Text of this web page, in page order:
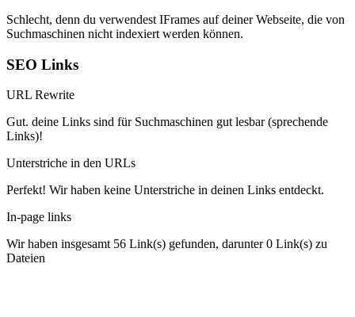
Schlecht, denn du verwendest IFrames auf deiner Webseite, die von
Suchmaschinen nicht indexiert werden können.
SEO Links
URL Rewrite
Gut. deine Links sind für Suchmaschinen gut lesbar (sprechende
Links)!
Unterstriche in den URLs
Perfekt! Wir haben keine Unterstriche in deinen Links entdeckt.
In-page links
Wir haben insgesamt 56 Link(s) gefunden, darunter 0 Link(s) zu
Dateien